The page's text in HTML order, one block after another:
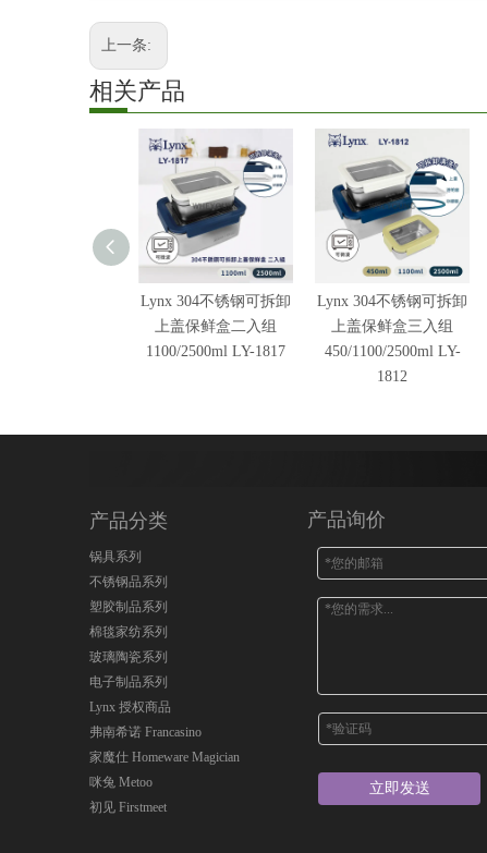
上一条:
相关产品
Lynx 304不锈钢可拆卸
上盖保鲜盒二入组
1100/2500ml LY-1817
Lynx 304不锈钢可拆卸
上盖保鲜盒三入组
450/1100/2500ml LY-
1812
产品分类
锅具系列
不锈钢品系列
塑胶制品系列
棉毯家纺系列
玻璃陶瓷系列
电子制品系列
Lynx 授权商品
弗南希诺 Francasino
家魔仕 Homeware Magician
咪兔 Metoo
初见 Firstmeet
产品询价
立即发送